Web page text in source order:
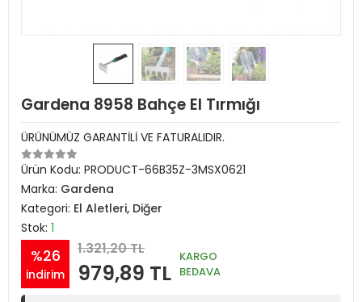
Gardena 8958 Bahçe El Tırmığı
ÜRÜNÜMÜZ GARANTİLİ VE FATURALIDIR.
Ürün Kodu: PRODUCT-66B35Z-3MSX0621
Marka: Gardena
Kategori: El Aletleri, Diğer
Stok: 1
%26
indirim
1.321,20 TL
979,89 TL
KARGO
BEDAVA